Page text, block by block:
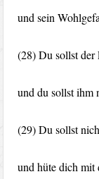
und sein
(28) Du sollst der
und du sollst ihm
(29) Du sollst
und hüte dich mit